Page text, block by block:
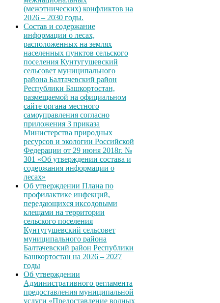
(межэтнических) конфликтов на
2026 – 2030 годы.
Состав и содержание
информации о лесах,
расположенных на землях
населенных пунктов сельского
поселения Кунтугушевский
сельсовет муниципального
района Балтачевский район
Республики Башкортостан,
размещаемой на официальном
сайте органа местного
самоуправления согласно
приложения 3 приказа
Министерства природных
ресурсов и экологии Российской
Федерации от 29 июня 2018г. №
301 «Об утверждении состава и
содержания информации о
лесах»
Об утверждении Плана по
профилактике инфекций,
передающихся иксодовыми
клещами на территории
сельского поселения
Кунтугушевский сельсовет
муниципального района
Балтачевский район Республики
Башкортостан на 2026 – 2027
годы
Об утверждении
Административного регламента
предоставления муниципальной
услуги «Предоставление водных